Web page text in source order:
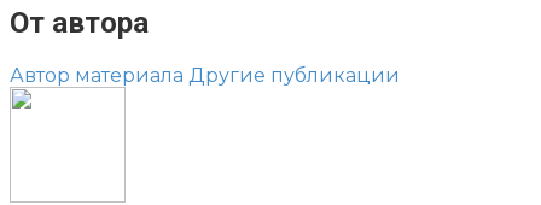
От автора
Автор материала Другие публикации